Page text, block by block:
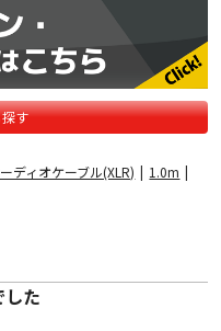
す
ディオケーブル(XLR) | 1.0m |
た